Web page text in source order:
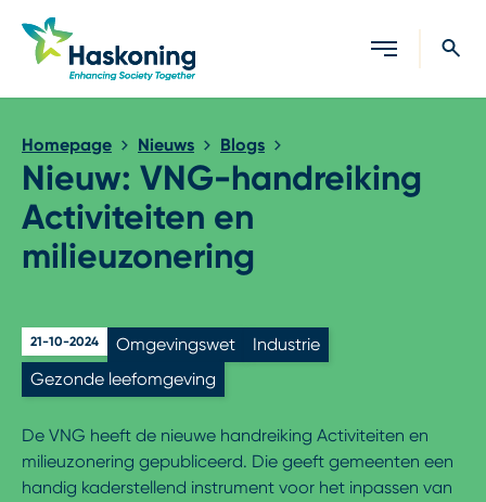
Sluiten
Homepage Nieuws Blogs
Nieuw: VNG-handreiking
Activiteiten en
milieuzonering
21-10-2024 Omgevingswet
Industrie
Gezonde leefomgeving
De VNG heeft de nieuwe handreiking Activiteiten en
milieuzonering gepubliceerd. Die geeft gemeenten een
handig kaderstellend instrument voor het inpassen van